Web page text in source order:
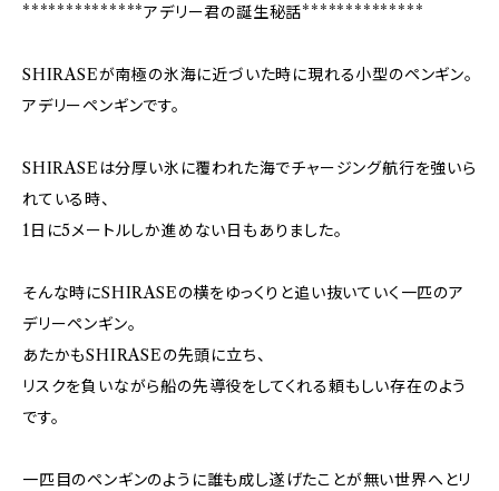
**************アデリー君の誕生秘話**************
SHIRASEが南極の氷海に近づいた時に現れる小型のペンギン。
アデリーペンギンです。
SHIRASEは分厚い氷に覆われた海でチャージング航行を強いら
れている時、
1日に5メートルしか進めない日もありました。
そんな時にSHIRASEの横をゆっくりと追い抜いていく一匹のア
デリーペンギン。
あたかもSHIRASEの先頭に立ち、
リスクを負いながら船の先導役をしてくれる頼もしい存在のよう
です。
一匹目のペンギンのように誰も成し遂げたことが無い世界へとリ